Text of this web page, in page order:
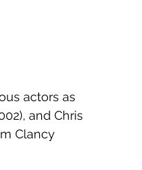
actors as
and Chris
Clancy